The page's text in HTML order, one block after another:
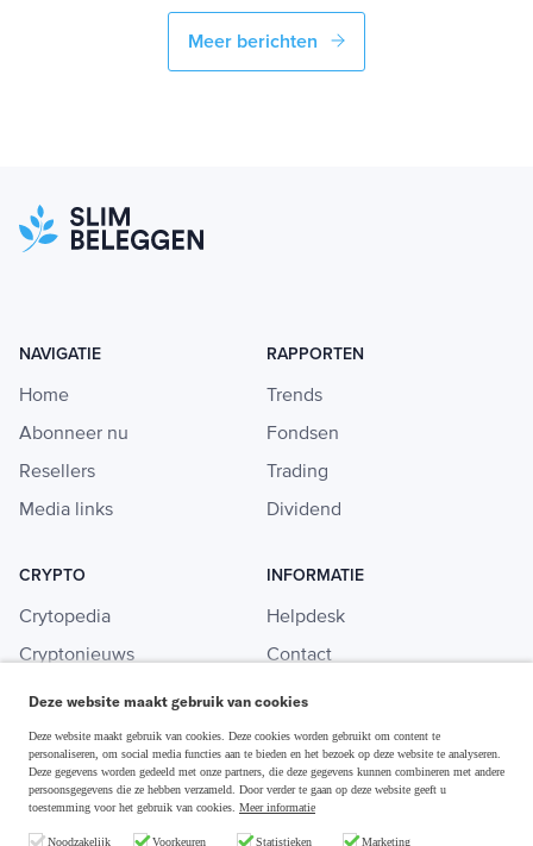
Meer berichten
NAVIGATIE
Home
Abonneer nu
Resellers
Media links
RAPPORTEN
Trends
Fondsen
Trading
Dividend
CRYPTO
Crytopedia
Cryptonieuws
Crypto koopgids
Investeren in crypto
INFORMATIE
Helpdesk
Contact
Adverteren
Disclaimer & Privacy
Deze website maakt gebruik van cookies
Deze website maakt gebruik van cookies. Deze cookies worden gebruikt om content te
personaliseren, om social media functies aan te bieden en het bezoek op deze website te analyseren.
Deze gegevens worden gedeeld met onze partners, die deze gegevens kunnen combineren met andere
persoonsgegevens die ze hebben verzameld. Door verder te gaan op deze website geeft u
toestemming voor het gebruik van cookies. Meer informatie
Noodzakelijk Voorkeuren Statistieken Marketing